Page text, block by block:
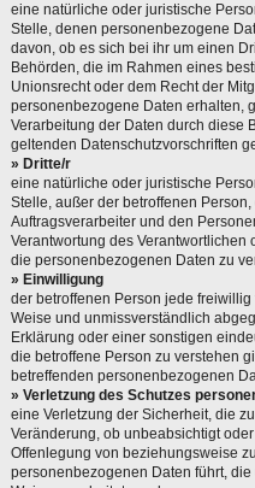
eine natürliche oder juristische
Stelle, denen personenbezogene
davon, ob es sich bei ihr um einen
Behörden, die im Rahmen eines
Unionsrecht oder dem Recht der
personenbezogene Daten erhalten,
Verarbeitung der Daten durch diese
geltenden Datenschutzvorschriften
» Dritte/r
eine natürliche oder juristische
Stelle, außer der betroffenen
Auftragsverarbeiter und den
Verantwortung des Verantwortlichen
die personenbezogenen Daten zu
» Einwilligung
der betroffenen Person jede
Weise und unmissverständlich
Erklärung oder einer sonstigen
die betroffene Person zu verstehen
betreffenden personenbezogenen
» Verletzung des Schutzes
eine Verletzung der Sicherheit, die
Veränderung, ob unbeabsichtigt
Offenlegung von beziehungsweise
personenbezogenen Daten führt,